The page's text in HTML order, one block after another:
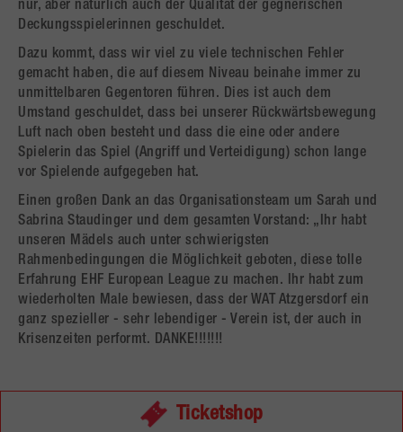
nur, aber natürlich auch der Qualität der gegnerischen
Deckungsspielerinnen geschuldet.
Dazu kommt, dass wir viel zu viele technischen Fehler
gemacht haben, die auf diesem Niveau beinahe immer zu
unmittelbaren Gegentoren führen. Dies ist auch dem
Umstand geschuldet, dass bei unserer Rückwärtsbewegung
Luft nach oben besteht und dass die eine oder andere
Spielerin das Spiel (Angriff und Verteidigung) schon lange
vor Spielende aufgegeben hat.
Einen großen Dank an das Organisationsteam um Sarah und
Sabrina Staudinger und dem gesamten Vorstand: „Ihr habt
unseren Mädels auch unter schwierigsten
Rahmenbedingungen die Möglichkeit geboten, diese tolle
Erfahrung EHF European League zu machen. Ihr habt zum
wiederholten Male bewiesen, dass der WAT Atzgersdorf ein
ganz spezieller - sehr lebendiger - Verein ist, der auch in
Krisenzeiten performt. DANKE!!!!!!!
Ticketshop